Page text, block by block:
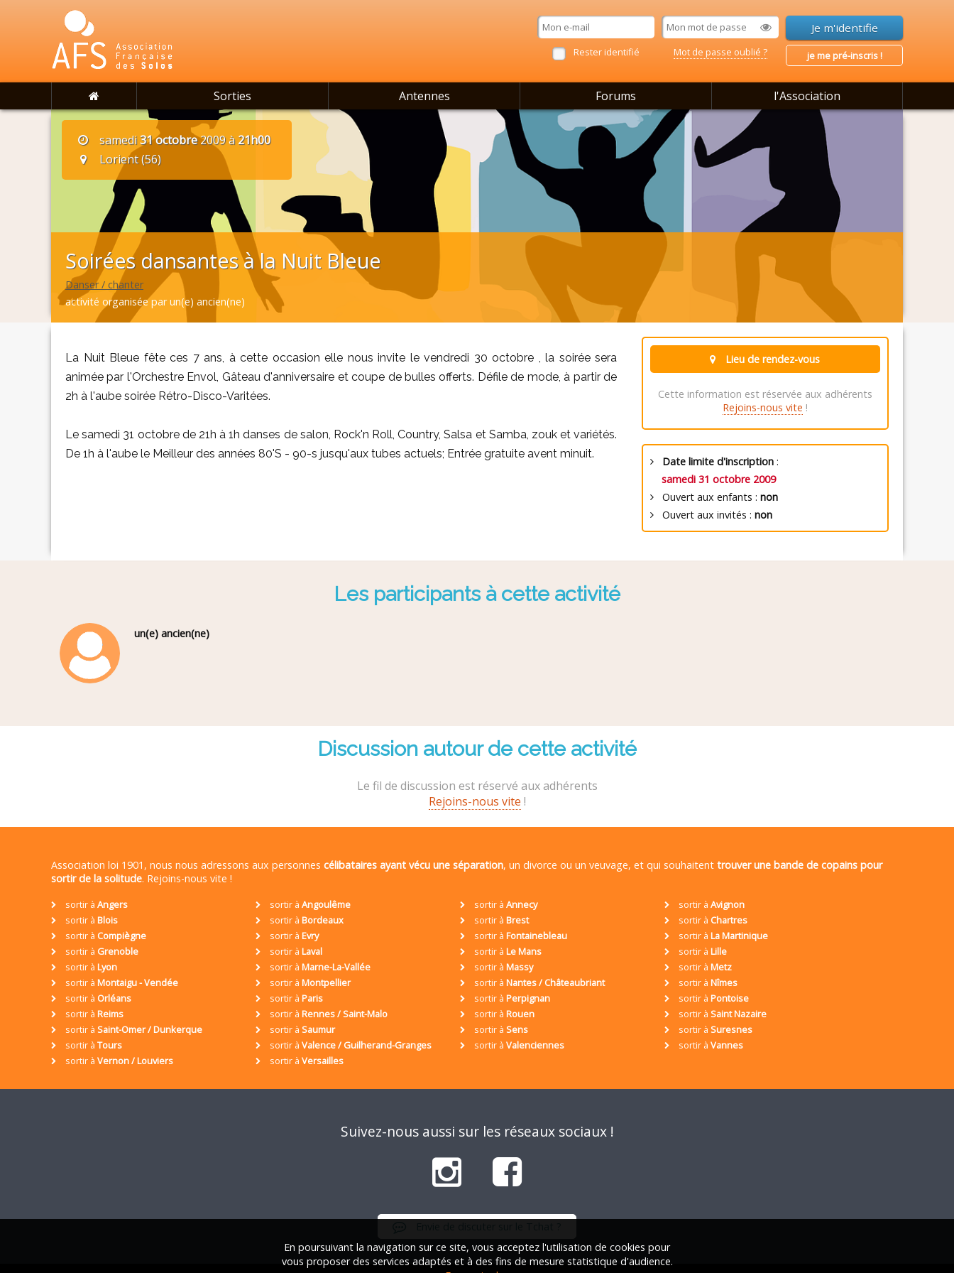
Rester identifié Mot de passe oublié ? je me pré-inscris !
Sorties Antennes Forums l'Association
samedi31 octobre2009 à21h00
Lorient (56)
Soirées dansantes à la Nuit Bleue
Danser / chanter
activité organisée par un(e) ancien(ne)
La Nuit Bleue fête ces 7 ans, à cette occasion elle nous invite le vendredi 30 octobre , la soirée sera
animée par l'Orchestre Envol, Gâteau d'anniversaire et coupe de bulles offerts. Défile de mode, à partir de
2h à l'aube soirée Rétro-Disco-Varitées.
Le samedi 31 octobre de 21h à 1h danses de salon, Rock'n Roll, Country, Salsa et Samba, zouk et variétés.
De 1h à l'aube le Meilleur des années 80'S - 90-s jusqu'aux tubes actuels; Entrée gratuite avent minuit.
Lieu de rendez-vous
Cette information est réservée aux adhérents
Rejoins-nous vite !
Date limite d'inscription:
samedi 31 octobre 2009
Ouvert aux enfants : non
Ouvert aux invités : non
Les participants à cette activité
un(e) ancien(ne)
Discussion autour de cette activité
Le fil de discussion est réservé aux adhérents
Rejoins-nous vite !
Association loi 1901, nous nous adressons aux personnes célibataires ayant vécu une séparation, un divorce ou un veuvage, et qui souhaitent trouver une bande de copains pour
sortir de la solitude. Rejoins-nous vite !
sortir à Angers sortir à Angoulême sortir à Annecy sortir à Avignon
sortir à Blois sortir à Bordeaux sortir à Brest sortir à Chartres
sortir à Compiègne sortir à Evry sortir à Fontainebleau sortir à La Martinique
sortir à Grenoble sortir à Laval sortir à Le Mans sortir à Lille
sortir à Lyon sortir à Marne-La-Vallée sortir à Massy sortir à Metz
sortir à Montaigu - Vendée sortir à Montpellier sortir à Nantes / Châteaubriant sortir à Nîmes
sortir à Orléans sortir à Paris sortir à Perpignan sortir à Pontoise
sortir à Reims sortir à Rennes / Saint-Malo sortir à Rouen sortir à Saint Nazaire
sortir à Saint-Omer / Dunkerque sortir à Saumur sortir à Sens sortir à Suresnes
sortir à Tours sortir à Valence / Guilherand-Granges sortir à Valenciennes sortir à Vannes
sortir à Vernon / Louviers sortir à Versailles
Suivez-nous aussi sur les réseaux sociaux !
En poursuivant la navigation sur ce site, vous acceptez l'utilisation de cookies pour
vous proposer des services adaptés et à des fins de mesure statistique d'audience.